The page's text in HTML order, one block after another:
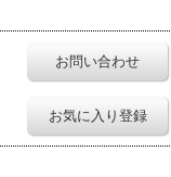
お問い合わせ
お気に入り登録